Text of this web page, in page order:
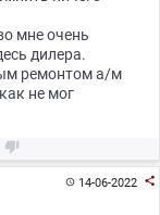
мне очень
дилера.
ремонтом а/м
не мог

14-06-2022 